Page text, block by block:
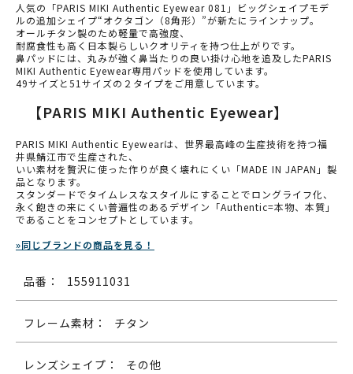
人気の「PARIS MIKI Authentic Eyewear 081」ビッグシェイプモデ
ルの追加シェイプ“オクタゴン（8角形）”が新たにラインナップ。
オールチタン製のため軽量で高強度、
耐腐食性も高く日本製らしいクオリティを持つ仕上がりです。
鼻パッドには、丸みが強く鼻当たりの良い掛け心地を追及したPARIS
MIKI Authentic Eyewear専用パッドを使用しています。
49サイズと51サイズの２タイプをご用意しています。
【PARIS MIKI Authentic Eyewear】
PARIS MIKI Authentic Eyewearは、世界最高峰の生産技術を持つ福
井県鯖江市で生産された、
いい素材を贅沢に使った作りが良く壊れにくい「MADE IN JAPAN」製
品となります。
スタンダードでタイムレスなスタイルにすることでロングライフ化、
永く飽きの来にくい普遍性のあるデザイン「Authentic=本物、本質」
であることをコンセプトとしています。
»同じブランドの商品を見る！
品番： 155911031
フレーム素材： チタン
レンズシェイプ： その他